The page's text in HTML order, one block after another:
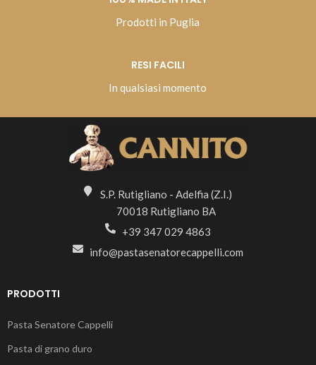
Prodotti in Puglia
RESI FACILI
In qualsiasi momento
S.P. Rutigliano - Adelfia (Z.I.)
70018 Rutigliano BA
+39 347 029 4863
info@pastasenatorecappelli.com
PRODOTTI
Pasta Senatore Cappelli
Pasta di grano duro